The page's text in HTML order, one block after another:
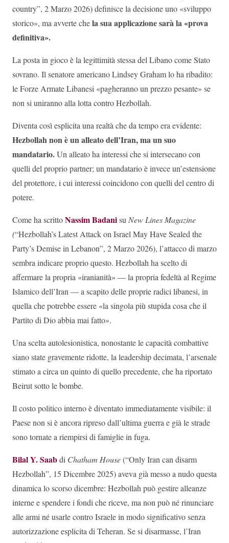
country”, 2 Marzo 2026) definisce la decisione uno «sviluppo
storico», ma avverte chela sua applicazione sarà la «prova
definitiva».
La posta in gioco è la legittimità stessa del Libano come Stato
sovrano. Il senatore americano Lindsey Graham lo ha ribadito:
le Forze Armate Libanesi «pagheranno un prezzo pesante» se
non si uniranno alla lotta contro Hezbollah.
Diventa così esplicita una realtà che da tempo era evidente:
Hezbollah non è un alleato dell’Iran, ma un suo
mandatario.Un alleato ha interessi che si intersecano con
quelli del proprio partner; un mandatario è invece un’estensione
del protettore, i cui interessi coincidono con quelli del centro di
potere.
Come ha scrittoNassim Badanisu New Lines Magazine
(“Hezbollah’s Latest Attack on Israel May Have Sealed the
Party’s Demise in Lebanon”, 2 Marzo 2026), l’attacco di marzo
sembra indicare proprio questo. Hezbollah ha scelto di
affermare la propria «iranianità» — la propria fedeltà al Regime
Islamico dell’Iran — a scapito delle proprie radici libanesi, in
quella che potrebbe essere «la singola più stupida cosa che il
Partito di Dio abbia mai fatto».
Una scelta autolesionistica, nonostante le capacità combattive
siano state gravemente ridotte, la leadership decimata, l’arsenale
stimato a circa un quinto di quello precedente, che ha riportato
Beirut sotto le bombe.
Il costo politico interno è diventato immediatamente visibile: il
Paese non si è ancora ripreso dall’ultima guerra e già le strade
sono tornate a riempirsi di famiglie in fuga.
Bilal Y. Saabdi Chatham House(“Only Iran can disarm
Hezbollah”, 15 Dicembre 2025) aveva già messo a nudo questa
dinamica lo scorso dicembre: Hezbollah può gestire alleanze
interne e spendere i fondi che riceve, ma non può né rinunciare
alle armi né usarle contro Israele in modo significativo senza
autorizzazione esplicita di Teheran. Se si disarmasse, l’Iran